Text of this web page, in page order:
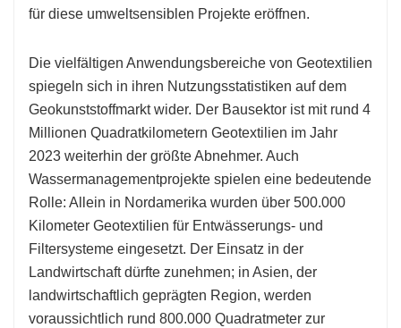
für diese umweltsensiblen Projekte eröffnen.
Die vielfältigen Anwendungsbereiche von Geotextilien
spiegeln sich in ihren Nutzungsstatistiken auf dem
Geokunststoffmarkt wider. Der Bausektor ist mit rund 4
Millionen Quadratkilometern Geotextilien im Jahr
2023 weiterhin der größte Abnehmer. Auch
Wassermanagementprojekte spielen eine bedeutende
Rolle: Allein in Nordamerika wurden über 500.000
Kilometer Geotextilien für Entwässerungs- und
Filtersysteme eingesetzt. Der Einsatz in der
Landwirtschaft dürfte zunehmen; in Asien, der
landwirtschaftlich geprägten Region, werden
voraussichtlich rund 800.000 Quadratmeter zur